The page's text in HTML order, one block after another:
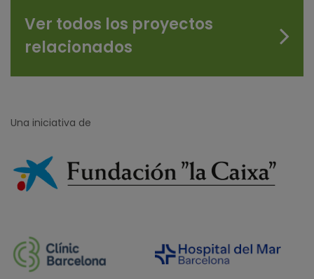
Ver todos los proyectos
relacionados
Una iniciativa de